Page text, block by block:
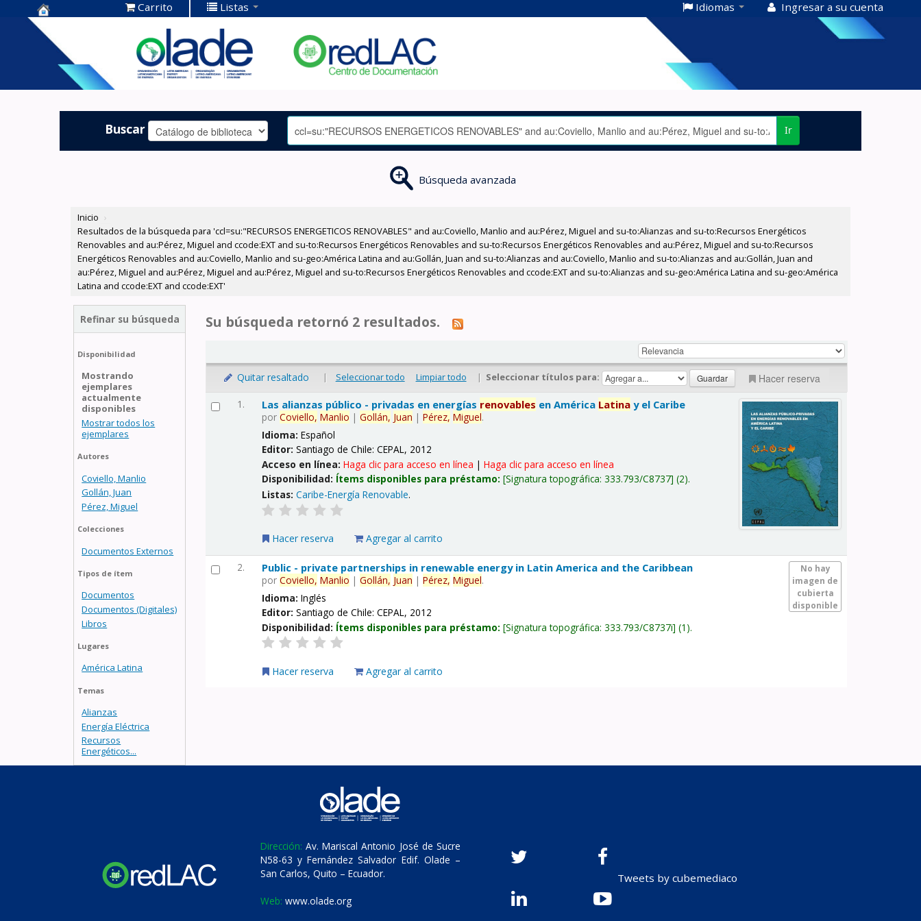
Centro de
Documentación
OLADE -
Carrito Listas Idiomas Ingresar a su cuenta
Buscar Ir
Búsqueda avanzada
Inicio ›
Resultados de la búsqueda para 'ccl=su:"RECURSOS ENERGETICOS RENOVABLES" and au:Coviello, Manlio and au:Pérez, Miguel and su-to:Alianzas and su-to:Recursos Energéticos
Renovables and au:Pérez, Miguel and ccode:EXT and su-to:Recursos Energéticos Renovables and su-to:Recursos Energéticos Renovables and au:Pérez, Miguel and su-to:Recursos
Energéticos Renovables and au:Coviello, Manlio and su-geo:América Latina and au:Gollán, Juan and su-to:Alianzas and au:Coviello, Manlio and su-to:Alianzas and au:Gollán, Juan and
au:Pérez, Miguel and au:Pérez, Miguel and au:Pérez, Miguel and su-to:Recursos Energéticos Renovables and ccode:EXT and su-to:Alianzas and su-geo:América Latina and su-geo:América
Latina and ccode:EXT and ccode:EXT'
Refinar su búsqueda
Disponibilidad
Mostrando
ejemplares
actualmente
disponibles
Mostrar todos los
ejemplares
Autores
Coviello, Manlio
Gollán, Juan
Pérez, Miguel
Colecciones
Documentos Externos
Tipos de ítem
Documentos
Documentos (Digitales)
Libros
Lugares
América Latina
Temas
Alianzas
Energía Eléctrica
Recursos
Energéticos...
Su búsqueda retornó 2 resultados.
Quitar resaltado | Seleccionar todo Limpiar todo | Seleccionar títulos para: Hacer reserva
1. Las alianzas público - privadas en energías renovables en América Latina y el Caribe
porCoviello, Manlio |Gollán, Juan |Pérez, Miguel.
Idioma:Español
Editor:Santiago de Chile: CEPAL, 2012
Acceso en línea:Haga clic para acceso en línea |Haga clic para acceso en línea
Disponibilidad: Ítems disponibles para préstamo: Signatura topográfica:333.793/C8737 (2).
Listas: Caribe-Energía Renovable.
Hacer reserva Agregar al carrito
2.
No hay
imagen de
cubierta
disponible
Public - private partnerships in renewable energy in Latin America and the Caribbean
porCoviello, Manlio |Gollán, Juan |Pérez, Miguel.
Idioma:Inglés
Editor:Santiago de Chile: CEPAL, 2012
Disponibilidad: Ítems disponibles para préstamo: Signatura topográfica:333.793/C8737i (1).
Hacer reserva Agregar al carrito
Dirección: Av. Mariscal Antonio José de Sucre
N58-63 y Fernández Salvador Edif. Olade –
San Carlos, Quito – Ecuador.
Web: www.olade.org
Tweets by cubemediaco